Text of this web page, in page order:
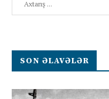
SON ƏLAVƏLƏR